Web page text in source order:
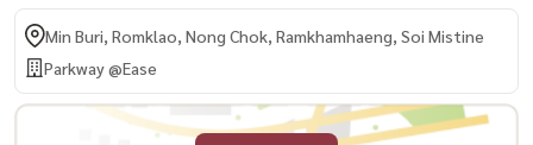
Min Buri, Romklao, Nong Chok, Ramkhamhaeng, Soi Mistine
Parkway @Ease